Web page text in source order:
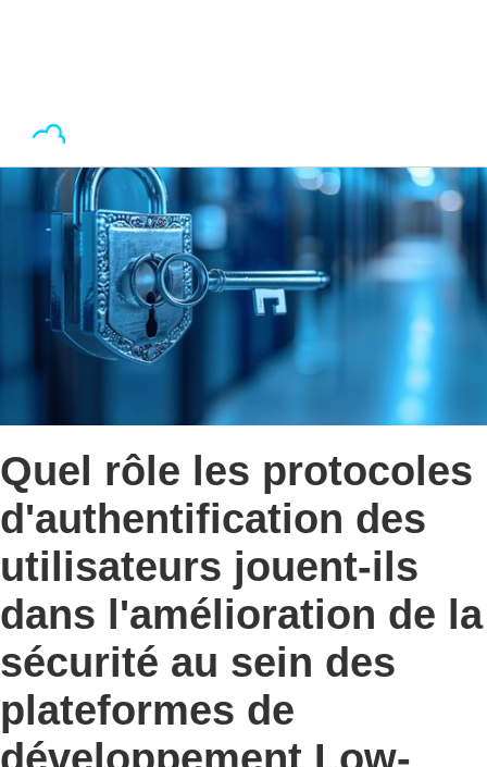
Quel rôle les protocoles
d'authentification des
utilisateurs jouent-ils
dans l'amélioration de la
sécurité au sein des
plateformes de